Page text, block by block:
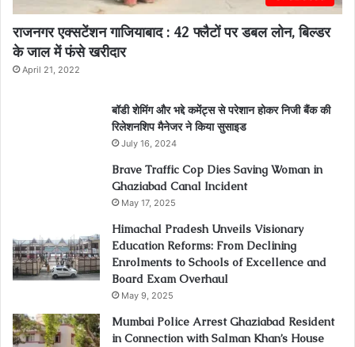
राजनगर एक्सटेंशन गाजियाबाद : 42 फ्लैटों पर डबल लोन, बिल्डर
के जाल में फंसे खरीदार
April 21, 2022
बॉडी शेमिंग और भद्दे कमेंट्स से परेशान होकर निजी बैंक की
रिलेशनशिप मैनेजर ने किया सुसाइड
July 16, 2024
Brave Traffic Cop Dies Saving Woman in
Ghaziabad Canal Incident
May 17, 2025
Himachal Pradesh Unveils Visionary
Education Reforms: From Declining
Enrolments to Schools of Excellence and
Board Exam Overhaul
May 9, 2025
Mumbai Police Arrest Ghaziabad Resident
in Connection with Salman Khan’s House